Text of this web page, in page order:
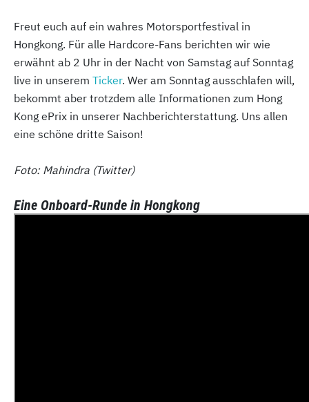
Freut euch auf ein wahres Motorsportfestival in
Hongkong. Für alle Hardcore-Fans berichten wir wie
erwähnt ab 2 Uhr in der Nacht von Samstag auf Sonntag
live in unserem Ticker. Wer am Sonntag ausschlafen will,
bekommt aber trotzdem alle Informationen zum Hong
Kong ePrix in unserer Nachberichterstattung. Uns allen
eine schöne dritte Saison!
Foto: Mahindra (Twitter)
Eine Onboard-Runde in Hongkong